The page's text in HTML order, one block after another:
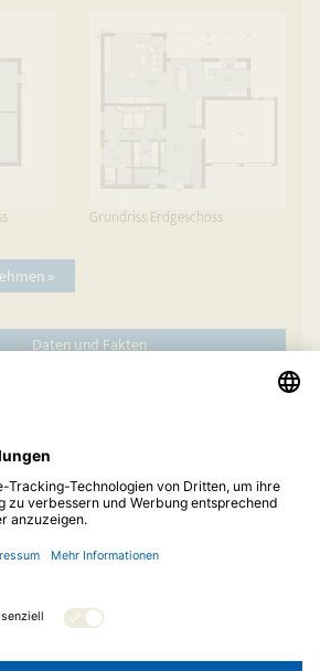
Grundriss Erdgeschoss
»
Daten und Fakten
GmbH